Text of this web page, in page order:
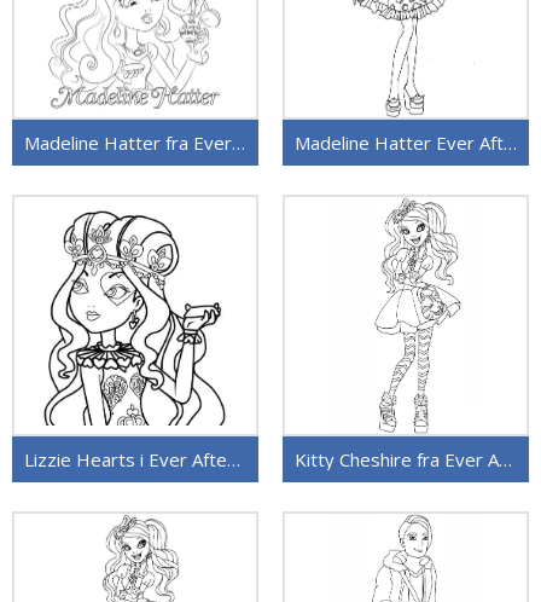
Madeline Hatter fra Ever After High Madeline Hatter Ever After High
Lizzie Hearts i Ever After High Kitty Cheshire fra Ever After High